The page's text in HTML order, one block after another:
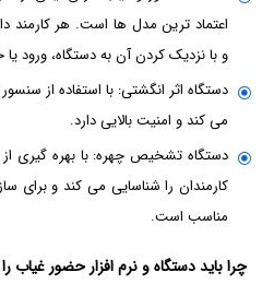
اعتماد ترین مدل ها است. هر
و با نزدیک کردن آن به دستگاه، ورود
دستگاه اثر انگشتی: با استفاده از
می کند و امنیت بالایی دارد.
دستگاه تشخیص چهره: با بهره گیری
کارمندان را شناسایی می کند و برای
مناسب است.
چرا باید دستگاه و نرم افزار حضور غیاب